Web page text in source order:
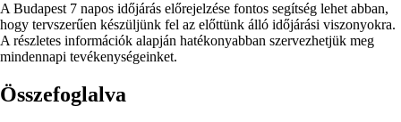
A Budapest 7 napos időjárás előrejelzése fontos segítség lehet abban,
hogy tervszerűen készüljünk fel az előttünk álló időjárási viszonyokra.
A részletes információk alapján hatékonyabban szervezhetjük meg
mindennapi tevékenységeinket.
Összefoglalva